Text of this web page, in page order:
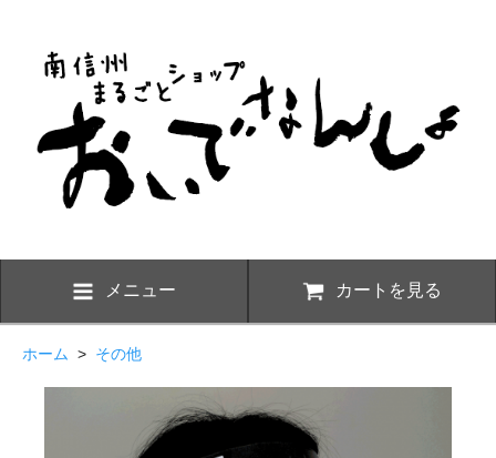
メニュー カートを見る
ホーム > その他